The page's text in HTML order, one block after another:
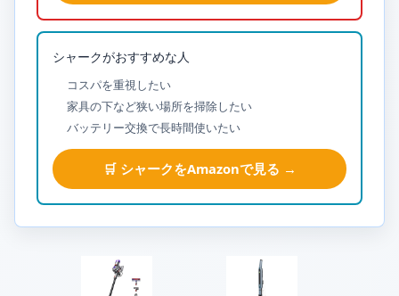
シャークがおすすめな人
コスパを重視したい
家具の下など狭い場所を掃除したい
バッテリー交換で長時間使いたい
🛒 シャークをAmazonで見る →